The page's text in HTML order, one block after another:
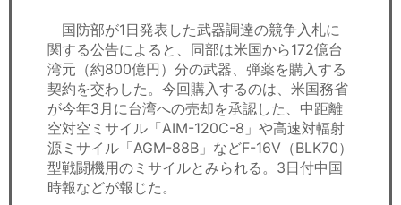
労務顧問
ＩＴ
飲食店情報
国防部が1日発表した武器調達の競争入札に
関する公告によると、同部は米国から172億台
湾元（約800億円）分の武器、弾薬を購入する
契約を交わした。今回購入するのは、米国務省
が今年3月に台湾への売却を承認した、中距離
空対空ミサイル「AIM-120C-8」や高速対輻射
源ミサイル「AGM-88B」などF-16V（BLK70）
型戦闘機用のミサイルとみられる。3日付中国
時報などが報じた。